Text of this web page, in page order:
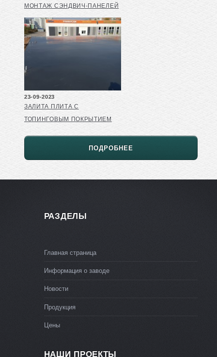
МОНТАЖ СЭНДВИЧ-ПАНЕЛЕЙ
23-09-2023
ЗАЛИТА ПЛИТА С
ТОПИНГОВЫМ ПОКРЫТИЕМ
ПОДРОБНЕЕ
РАЗДЕЛЫ
Главная страница
Информация о заводе
Новости
Продукция
Цены
НАШИ ПРОЕКТЫ